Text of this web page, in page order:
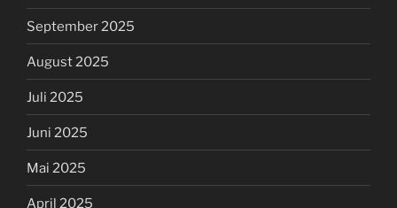
September 2025
August 2025
Juli 2025
Juni 2025
Mai 2025
April 2025